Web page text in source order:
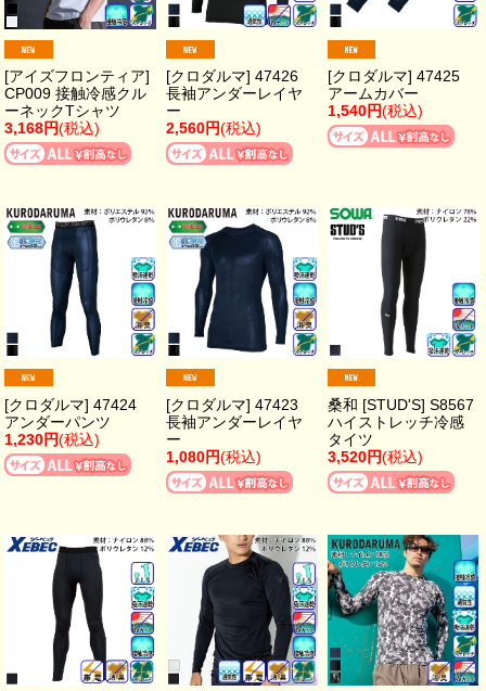
[アイズフロンティア]
CP009 接触冷感クル
ーネックTシャツ
3,168円(税込)
[クロダルマ] 47426
長袖アンダーレイヤ
ー
2,560円(税込)
[クロダルマ] 47425
アームカバー
1,540円(税込)
[クロダルマ] 47424
アンダーパンツ
1,230円(税込)
[クロダルマ] 47423
長袖アンダーレイヤ
ー
1,080円(税込)
桑和 [STUD'S] S8567
ハイストレッチ冷感
タイツ
3,520円(税込)